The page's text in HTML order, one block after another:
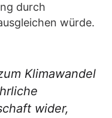
durch
würde.
Klimawandel
wider,